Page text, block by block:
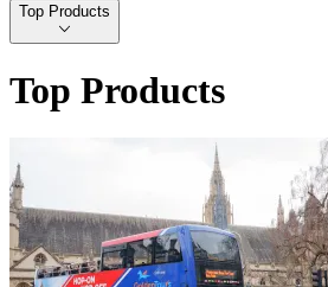
Top Products
Top Products